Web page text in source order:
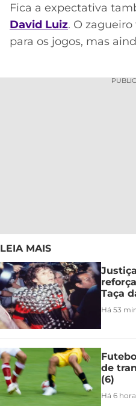
Fica a expectativa
David Luiz. O
para os jogos, mas
LEIA MAIS
Taça
Há 53
de
(6)
Há 6